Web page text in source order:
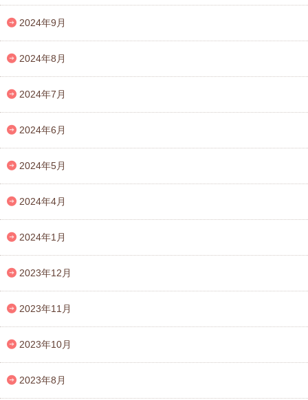
2024年9月
2024年8月
2024年7月
2024年6月
2024年5月
2024年4月
2024年1月
2023年12月
2023年11月
2023年10月
2023年8月